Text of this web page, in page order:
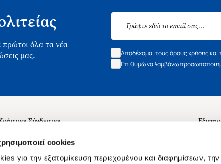
cookies
για την εξατομίκευση περιεχομένου και διαφημίσεων,
όλα τα νέα
μας.
Αποδέχομαι τους όρους χρήσης και
Επιθυμώ να λαμβάνω
Σύνδεσμοι
Σχετικά με εμάς
Θέσεις Εργασίας